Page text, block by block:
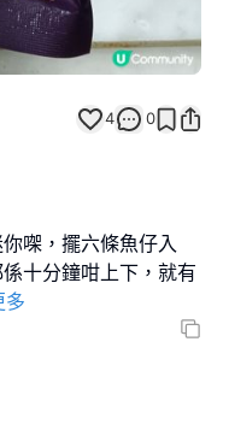
4 0
㗎，擺六條魚仔入
十分鐘咁上下，就有
多